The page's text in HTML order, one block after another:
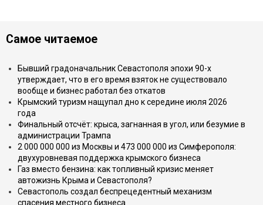
Самое читаемое
Бывший градоначальник Севастополя эпохи 90-х
утверждает, что в его время взяток не существовало
вообще и бизнес работал без откатов
Крымский туризм нащупал дно к середине июля 2026
года
Финальный отсчёт: крыса, загнанная в угол, или безумие в
администрации Трампа
2 000 000 000 из Москвы и 473 000 000 из Симферополя:
двухуровневая поддержка крымского бизнеса
Газ вместо бензина: как топливный кризис меняет
автожизнь Крыма и Севастополя?
Севастополь создал беспрецедентный механизм
спасения местного бизнеса